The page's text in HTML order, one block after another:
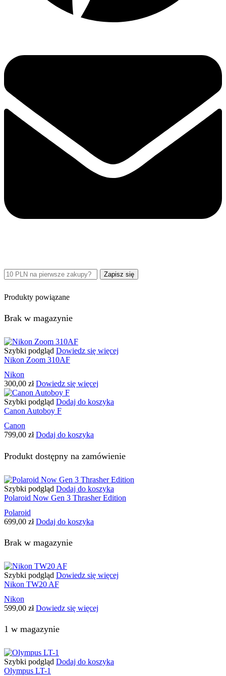
Produkty powiązane
Brak w magazynie
Szybki podgląd Dowiedz się więcej
Nikon Zoom 310AF
Nikon
300,00 zł Dowiedz się więcej
Szybki podgląd Dodaj do koszyka
Canon Autoboy F
Canon
799,00 zł Dodaj do koszyka
Produkt dostępny na zamówienie
Szybki podgląd Dodaj do koszyka
Polaroid Now Gen 3 Thrasher Edition
Polaroid
699,00 zł Dodaj do koszyka
Brak w magazynie
Szybki podgląd Dowiedz się więcej
Nikon TW20 AF
Nikon
599,00 zł Dowiedz się więcej
1 w magazynie
Szybki podgląd Dodaj do koszyka
Olympus LT-1